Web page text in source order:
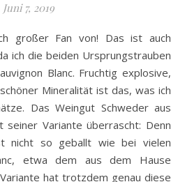
Juni 7, 2019
ich die beiden Ursprungstrauben
Blanc. Fruchtig explosive,
Mineralität ist das, was ich
Das Weingut Schweder aus
Variante überrascht: Denn
nicht so geballt wie bei vielen
etwa dem aus dem Hause
hat trotzdem genau diese